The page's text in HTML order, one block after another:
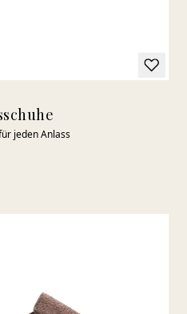
jeden Anlass